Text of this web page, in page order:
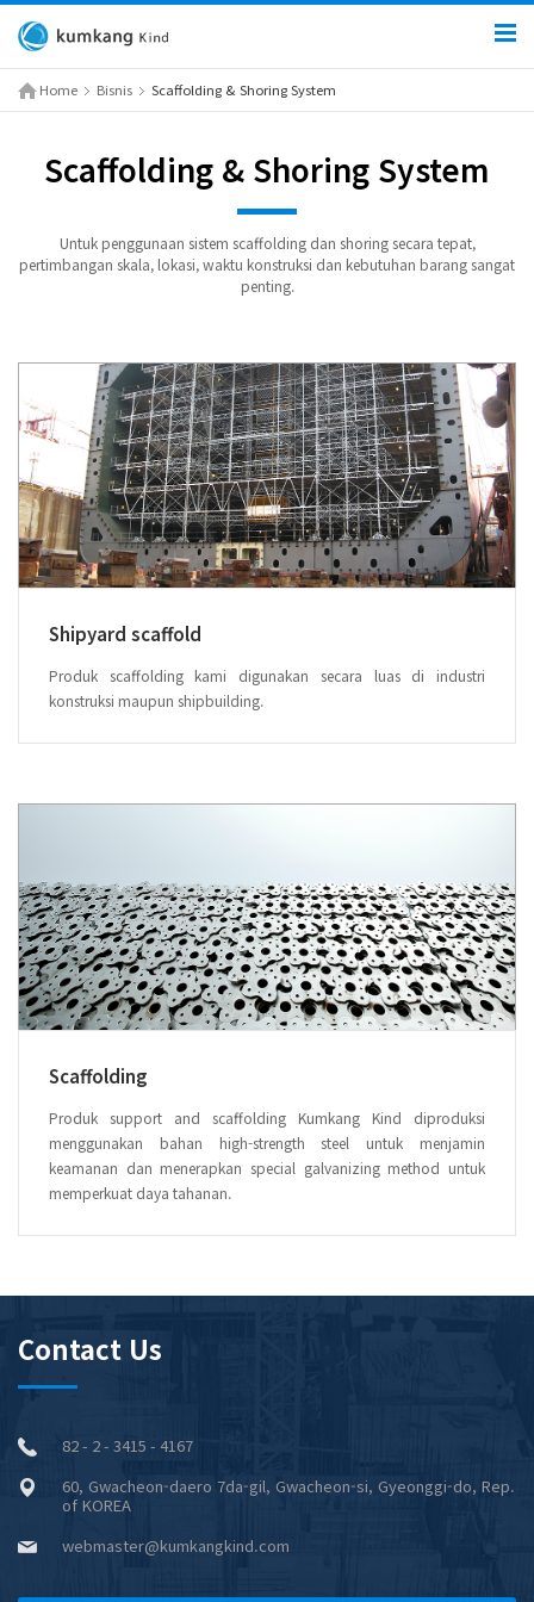
Home Bisnis Scaffolding & Shoring System
Scaffolding & Shoring System
Untuk penggunaan sistem scaffolding dan shoring secara tepat,
pertimbangan skala, lokasi, waktu konstruksi dan kebutuhan barang sangat
penting.
Shipyard scaffold
Produk scaffolding kami digunakan secara luas di industri
konstruksi maupun shipbuilding.
Scaffolding
Produk support and scaffolding Kumkang Kind diproduksi
menggunakan bahan high-strength steel untuk menjamin
keamanan dan menerapkan special galvanizing method untuk
memperkuat daya tahanan.
Contact Us
82 - 2 - 3415 - 4167
60, Gwacheon-daero 7da-gil, Gwacheon-si, Gyeonggi-do, Rep.
of KOREA
webmaster@kumkangkind.com